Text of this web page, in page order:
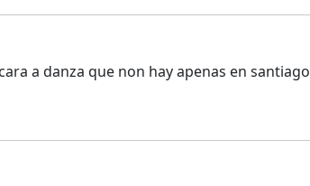
a danza que non hay apenas en santiago